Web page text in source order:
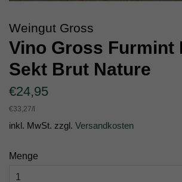
Weingut Gross
Vino Gross Furmint
Sekt Brut Nature
Normaler
Preis
€24,95
Einzelpreis
€33,27/pro
l
inkl. MwSt. zzgl. Versandkosten
Menge